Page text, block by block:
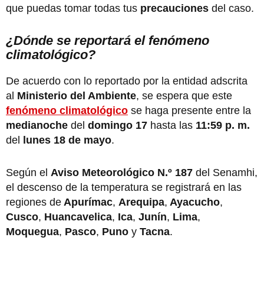
que puedas tomar todas tus precauciones del caso.
¿Dónde se reportará el fenómeno
climatológico?
De acuerdo con lo reportado por la entidad adscrita
al Ministerio del Ambiente, se espera que este
fenómeno climatológico se haga presente entre la
medianoche del domingo 17 hasta las 11:59 p. m.
del lunes 18 de mayo.
Según el Aviso Meteorológico N.º 187 del Senamhi,
el descenso de la temperatura se registrará en las
regiones de Apurímac, Arequipa, Ayacucho,
Cusco, Huancavelica, Ica, Junín, Lima,
Moquegua, Pasco, Puno y Tacna.